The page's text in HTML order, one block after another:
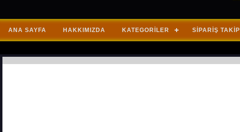
ANA SAYFA HAKKIMIZDA KATEGORILER SIPARIŞ TAKIP